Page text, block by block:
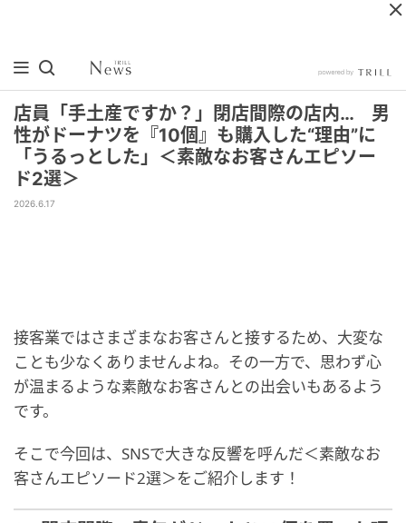
店員「手土産ですか？」閉店間際の店内… 男
性がドーナツを『10個』も購入した“理由”に
「うるっとした」＜素敵なお客さんエピソー
ド2選＞
2026.6.17
接客業ではさまざまなお客さんと接するため、大変な
ことも少なくありませんよね。その一方で、思わず心
が温まるような素敵なお客さんとの出会いもあるよう
です。
そこで今回は、SNSで大きな反響を呼んだ＜素敵なお
客さんエピソード2選＞をご紹介します！